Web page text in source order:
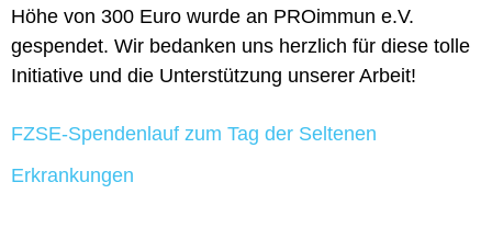
Höhe von 300 Euro wurde an PROimmun e.V.
gespendet. Wir bedanken uns herzlich für diese tolle
Initiative und die Unterstützung unserer Arbeit!
FZSE-Spendenlauf zum Tag der Seltenen
Erkrankungen